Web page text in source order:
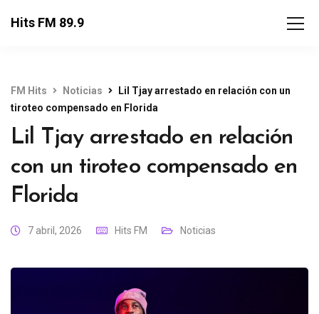
Hits FM 89.9
FM Hits Noticias
Lil Tjay arrestado en relación con un
tiroteo compensado en Florida
Lil Tjay arrestado en relación
con un tiroteo compensado en
Florida
7 abril, 2026 Hits FM Noticias